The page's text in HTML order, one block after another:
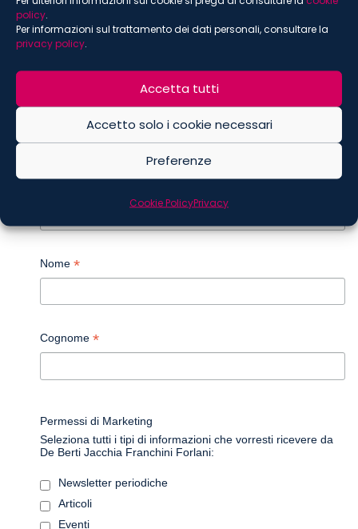
policy
Per informazioni sul trattamento dei dati personali, consultare la
privacy policy
Accetta tutti
Accetto solo i cookie necessari
Preferenze
Cookie PolicyPrivacy
Russia Brief
Sostenibilità
Digital
Food
ISCRIVITI ALLA NEWSLETTER
Nome *
Cognome *
Permessi di Marketing
Seleziona tutti i tipi di informazioni che vorresti ricevere da
De Berti Jacchia Franchini Forlani:
Newsletter periodiche
Articoli
Eventi